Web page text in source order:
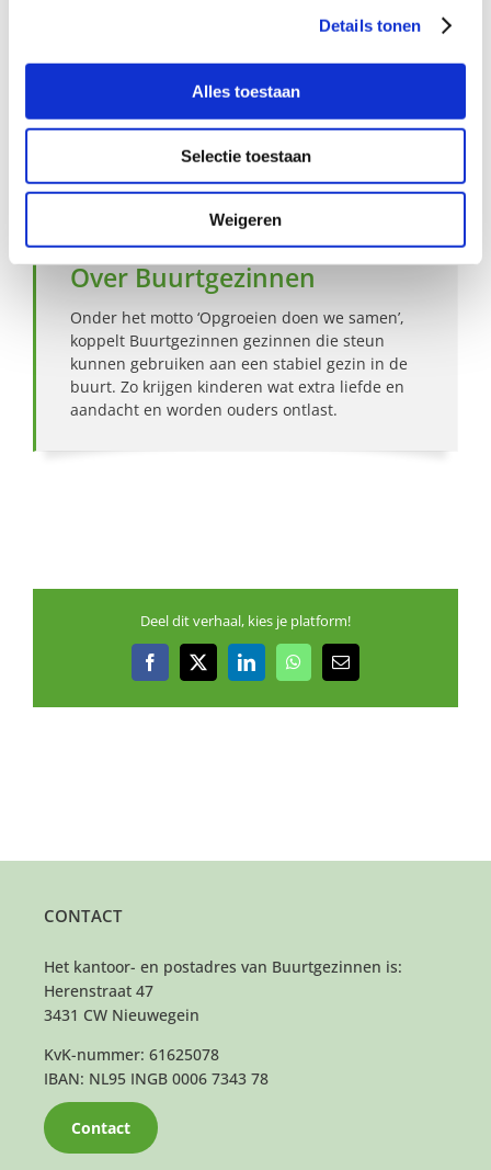
Details tonen
Alles toestaan
Selectie toestaan
Weigeren
Bekijk andere zoekprofielen
Over Buurtgezinnen
Onder het motto ‘Opgroeien doen we samen’,
koppelt Buurtgezinnen gezinnen die steun
kunnen gebruiken aan een stabiel gezin in de
buurt. Zo krijgen kinderen wat extra liefde en
aandacht en worden ouders ontlast.
Deel dit verhaal, kies je platform!
Facebook
X LinkedInWhatsApp
E-
CONTACT
Het kantoor- en postadres van Buurtgezinnen is:
Herenstraat 47
3431 CW Nieuwegein
KvK-nummer: 61625078
IBAN: NL95 INGB 0006 7343 78
Contact